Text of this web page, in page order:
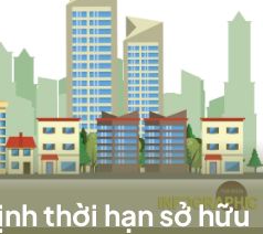
thời hạn sở hữu